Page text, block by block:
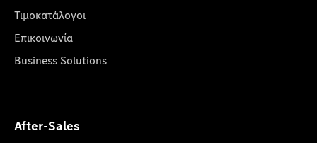
Τιμοκατάλογοι
Επικοινωνία
Business Solutions
After-Sales